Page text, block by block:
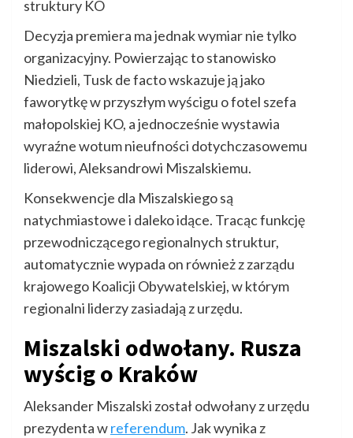
struktury KO
Decyzja premiera ma jednak wymiar nie tylko
organizacyjny. Powierzając to stanowisko
Niedzieli, Tusk de facto wskazuje ją jako
faworytkę w przyszłym wyścigu o fotel szefa
małopolskiej KO, a jednocześnie wystawia
wyraźne wotum nieufności dotychczasowemu
liderowi, Aleksandrowi Miszalskiemu.
Konsekwencje dla Miszalskiego są
natychmiastowe i daleko idące. Tracąc funkcję
przewodniczącego regionalnych struktur,
automatycznie wypada on również z zarządu
krajowego Koalicji Obywatelskiej, w którym
regionalni liderzy zasiadają z urzędu.
Miszalski odwołany. Rusza
wyścig o Kraków
Aleksander Miszalski został odwołany z urzędu
prezydenta wreferendum. Jak wynika z